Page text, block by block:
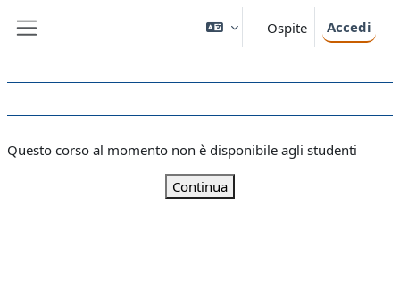
Ospite Accedi
Questo corso al momento non è disponibile agli studenti
Continua